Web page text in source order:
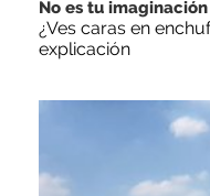
No es tu imaginación
¿Ves caras en
explicación